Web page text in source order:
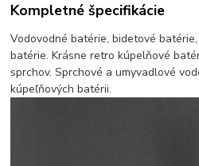
Kompletné špecifikácie
Vodovodné batérie, bidetové
batérie. Krásne retro kúpelňové
sprchov. Sprchové a umyvadlové
kúpeľňových batérii.